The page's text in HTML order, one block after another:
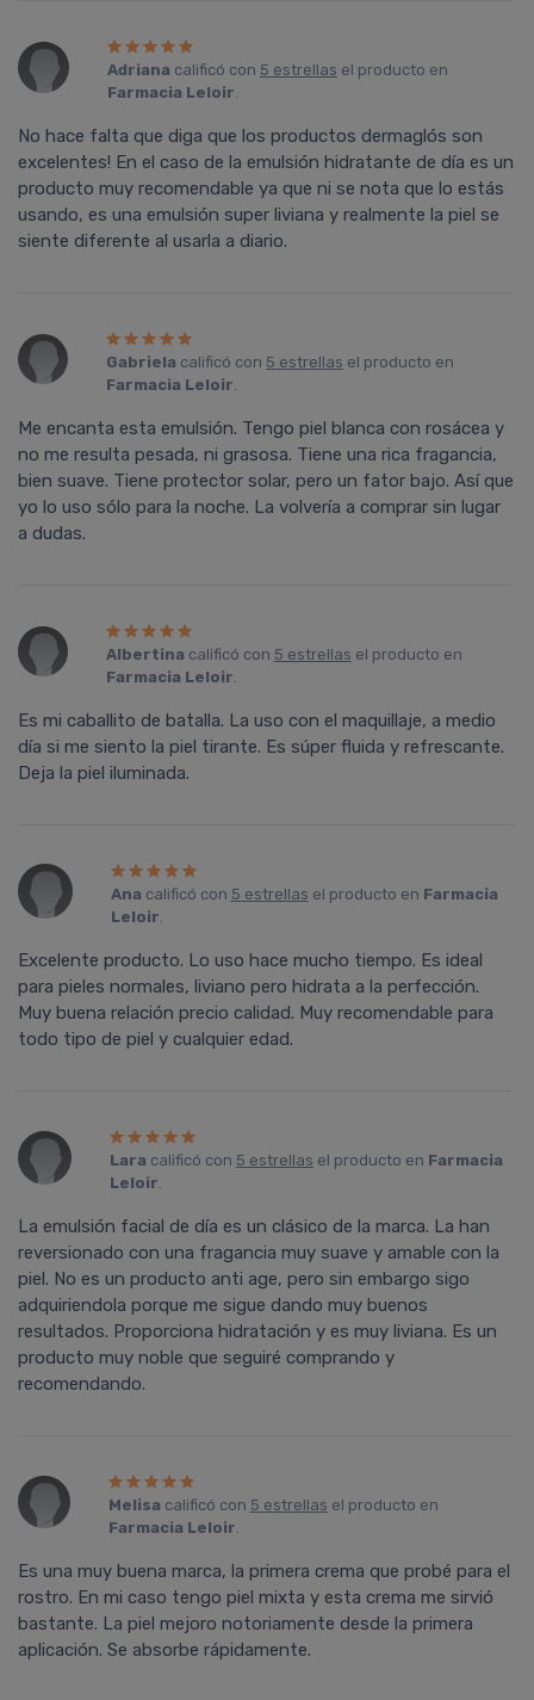
Adriana calificó con 5 estrellas el producto en
Farmacia Leloir.
No hace falta que diga que los productos dermaglós son
excelentes! En el caso de la emulsión hidratante de día es un
producto muy recomendable ya que ni se nota que lo estás
usando, es una emulsión super liviana y realmente la piel se
siente diferente al usarla a diario.
Gabriela calificó con 5 estrellas el producto en
Farmacia Leloir.
Me encanta esta emulsión. Tengo piel blanca con rosácea y
no me resulta pesada, ni grasosa. Tiene una rica fragancia,
bien suave. Tiene protector solar, pero un fator bajo. Así que
yo lo uso sólo para la noche. La volvería a comprar sin lugar
a dudas.
Albertina calificó con 5 estrellas el producto en
Farmacia Leloir.
Es mi caballito de batalla. La uso con el maquillaje, a medio
día si me siento la piel tirante. Es súper fluida y refrescante.
Deja la piel iluminada.
Ana calificó con 5 estrellas el producto en Farmacia
Leloir.
Excelente producto. Lo uso hace mucho tiempo. Es ideal
para pieles normales, liviano pero hidrata a la perfección.
Muy buena relación precio calidad. Muy recomendable para
todo tipo de piel y cualquier edad.
Lara calificó con 5 estrellas el producto en Farmacia
Leloir.
La emulsión facial de día es un clásico de la marca. La han
reversionado con una fragancia muy suave y amable con la
piel. No es un producto anti age, pero sin embargo sigo
adquiriendola porque me sigue dando muy buenos
resultados. Proporciona hidratación y es muy liviana. Es un
producto muy noble que seguiré comprando y
recomendando.
Melisa calificó con 5 estrellas el producto en
Farmacia Leloir.
Es una muy buena marca, la primera crema que probé para el
rostro. En mi caso tengo piel mixta y esta crema me sirvió
bastante. La piel mejoro notoriamente desde la primera
aplicación. Se absorbe rápidamente.